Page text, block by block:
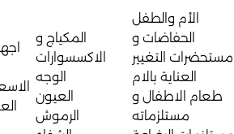
الأم والطفل
الحفاضات و
مستحضرات التغيير
العناية بالام
طعام الاطفال و
مستلزماته
المكياج و
الاكسسوارات
الوجه
العيون
الرموش